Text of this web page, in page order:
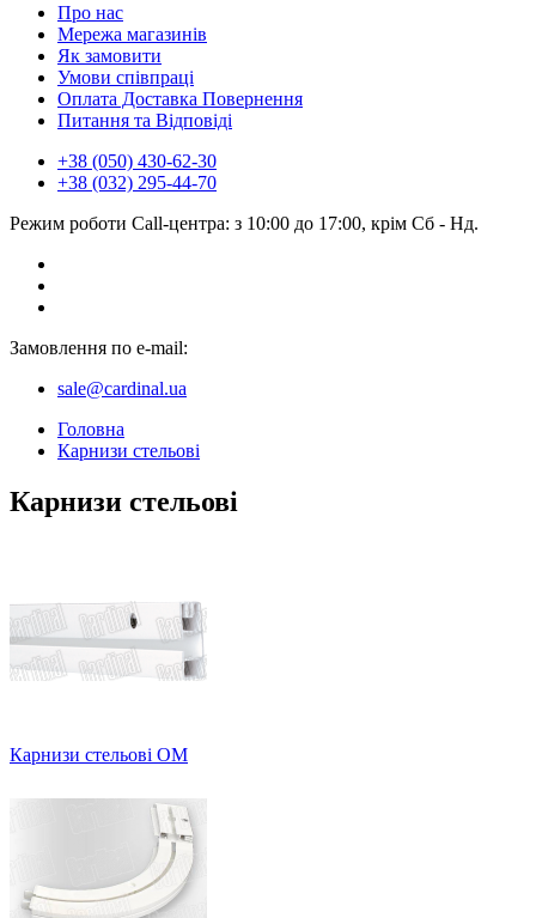
Про нас
Мережа магазинів
Як замовити
Умови співпраці
Оплата Доставка Повернення
Питання та Відповіді
+38 (050) 430-62-30
+38 (032) 295-44-70
Режим роботи Call-центра: з 10:00 до 17:00, крім Сб - Нд.
Замовлення по e-mail:
sale@cardinal.ua
Головна
Карнизи стельові
Карнизи стельові
Карнизи стельові ОМ